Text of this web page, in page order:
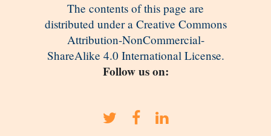
The contents of this page are
distributed under a Creative Commons
Attribution-NonCommercial-
ShareAlike 4.0 International License.
Follow us on: